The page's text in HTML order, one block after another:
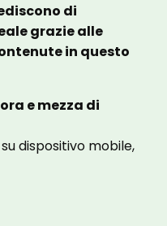
di
grazie alle
in questo
ora e mezza di
dispositivo mobile,